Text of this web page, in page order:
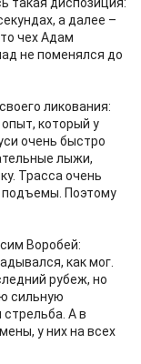
а далее –
чех Адам
не поменялся до
ликования:
который у
очень быстро
лыжи,
Трасса очень
подъемы. Поэтому
Воробей:
как мог.
рубеж, но
сильную
А в
у них на всех